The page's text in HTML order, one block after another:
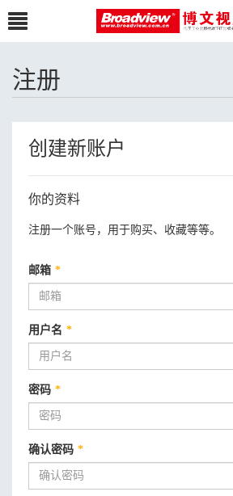
注册
创建新账户
你的资料
注册一个账号，用于购买、收藏等等。
邮箱 *
用户名 *
密码 *
确认密码 *